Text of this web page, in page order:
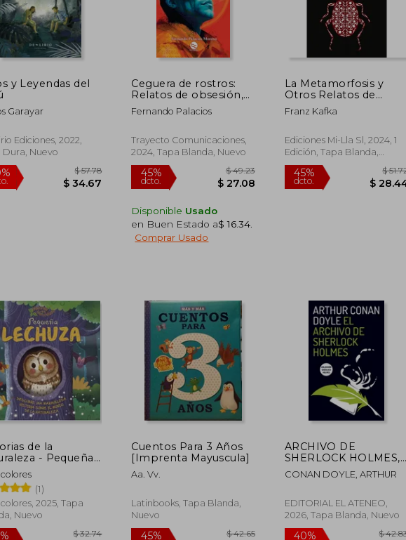
45%
dcto.
45%
dcto.
45%
dcto.
y Leyendas del
Garayar
Ediciones, 2022,
Dura, Nuevo
40%
dcto. $ 34.67
Ceguera de rostros:
Relatos de obsesión,
caos y misterio
Fernando Palacios
Trayecto Comunicaciones,
2024, Tapa Blanda, Nuevo
45%
dcto.
Disponible Usado
en Buen Estado a$ 16.34
Comprar Usado
La Metamorfosis y
Otros Relatos de
Padres e Hijos de
Franz Kafka(Ediciones
Franz Kafka
Ediciones Mi-Lla Sl, 2024, 1
Edición, Tapa Blanda,
Nuevo
45%
dcto.
de la
- Pequeña
(1)
2025, Tapa
Nuevo
Cuentos Para 3 Años
[Imprenta Mayuscula]
Aa. Vv.
Latinbooks, Tapa Blanda,
Nuevo
ARCHIVO DE
SHERLOCK HOLMES,
EL (Ed. Pocket)
CONAN DOYLE, ARTHUR
EDITORIAL EL ATENEO,
2026, Tapa Blanda, Nuevo